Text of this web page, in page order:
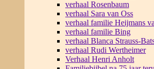
verhaal Rosenbaum
verhaal Sara van Oss
verhaal familie Heijmans
verhaal familie Bing
verhaal Blanca Strauss-
verhaal Rudi Wertheimer
Verhaal Henri Anholt